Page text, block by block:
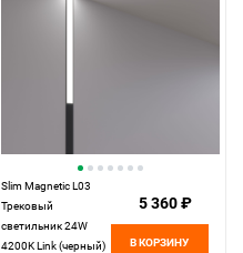
Slim Magnetic L03
Трековый
светильник 24W
4200K Link (черный)
5 360 ₽
В КОРЗИНУ